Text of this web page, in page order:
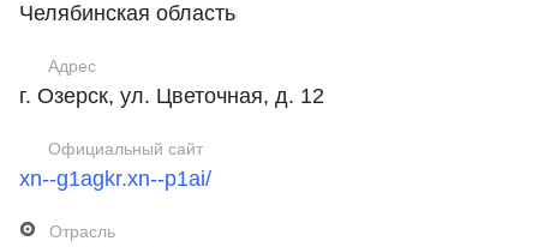
Челябинская область
Адрес
г. Озерск, ул. Цветочная, д. 12
Официальный сайт
xn--g1agkr.xn--p1ai/
Отрасль